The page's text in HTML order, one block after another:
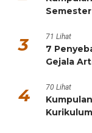
Semester
3 71 Lihat
7
Gejala
4 70 Lihat